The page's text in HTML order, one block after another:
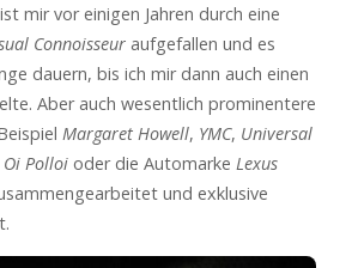
mir vor einigen Jahren durch eine
Connoisseur aufgefallen und es
dauern, bis ich mir dann auch einen
Aber auch wesentlich prominentere
Margaret Howell, YMC, Universal
Oi Polloi oder die Automarke Lexus
und exklusive